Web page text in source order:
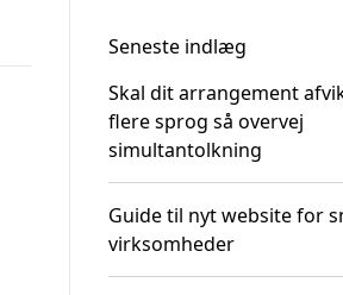
Seneste indlæg
Skal dit arrangement
flere sprog så overvej
simultantolkning
Guide til nyt website for
virksomheder